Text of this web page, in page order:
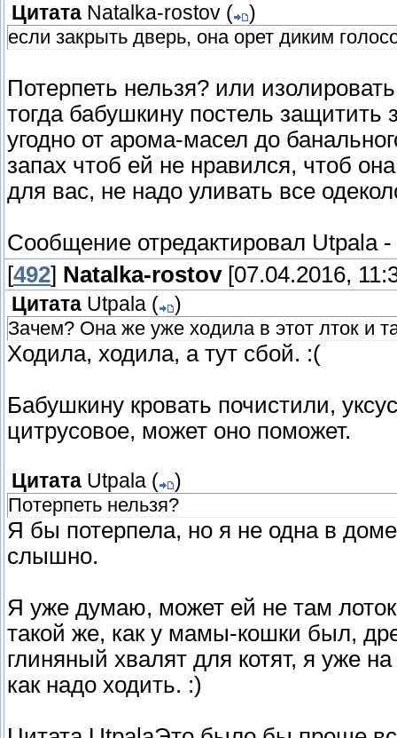
Цитата Natalka-rostov (
)
если закрыть дверь, она орет диким
Потерпеть нельзя? или
тогда бабушкину постель
угодно от арома-масел до
запах чтоб ей не нравился, чтоб
для вас, не надо уливать все
Сообщение отредактировал Utpala-
[492] Natalka-rostov[07.04.2016,
Цитата Utpala (
)
Зачем? Она же уже ходила в этот лток и
Ходила, ходила, а тут сбой. :(
Бабушкину кровать почистили,
цитрусовое, может оно поможет.
Цитата Utpala (
)
Потерпеть нельзя?
Я бы потерпела, но я не одна в
слышно.
Я уже думаю, может ей не там
такой же, как у мамы-кошки был,
глиняный хвалят для котят, я уже
как надо ходить. :)